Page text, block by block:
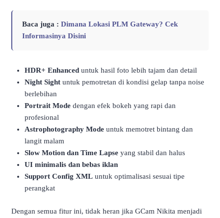
Baca juga : Dimana Lokasi PLM Gateway? Cek
Informasinya Disini
HDR+ Enhanced untuk hasil foto lebih tajam dan detail
Night Sight untuk pemotretan di kondisi gelap tanpa noise
berlebihan
Portrait Mode dengan efek bokeh yang rapi dan
profesional
Astrophotography Mode untuk memotret bintang dan
langit malam
Slow Motion dan Time Lapse yang stabil dan halus
UI minimalis dan bebas iklan
Support Config XML untuk optimalisasi sesuai tipe
perangkat
Dengan semua fitur ini, tidak heran jika GCam Nikita menjadi